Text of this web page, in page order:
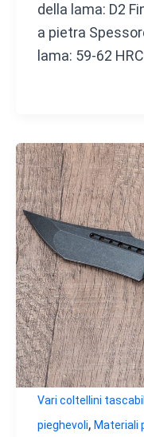
della lama: D2
a pietra
lama: 59-62
Vari coltellini
pieghevoli, Materiali